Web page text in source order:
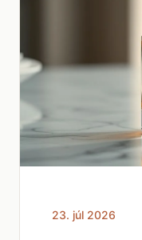
23. júl 2026